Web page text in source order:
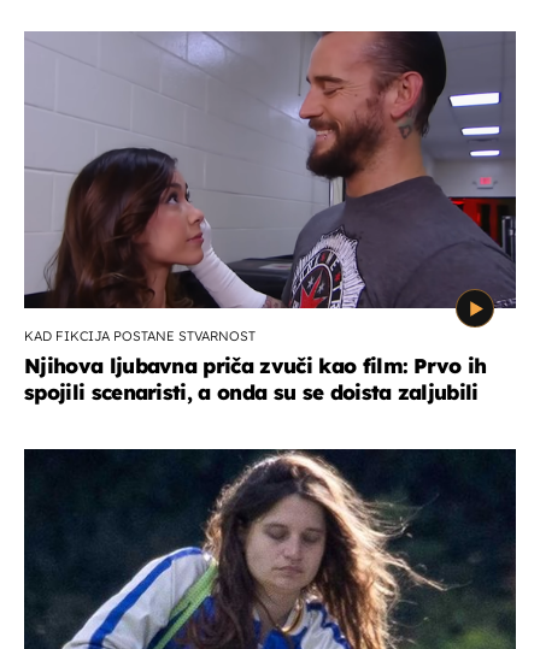
KAD FIKCIJA POSTANE STVARNOST
Njihova ljubavna priča zvuči kao film: Prvo ih
spojili scenaristi, a onda su se doista zaljubili